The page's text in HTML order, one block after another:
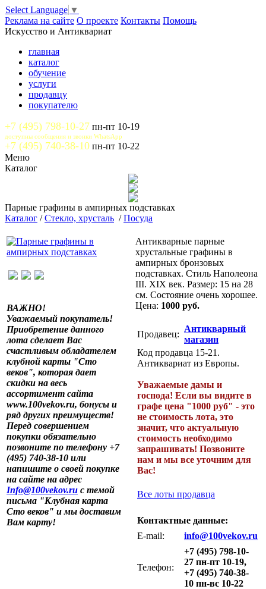
Select Language ▼
Реклама на сайте О проекте Контакты Помощь
Искусство и Антиквариат
главная
каталог
обучение
услуги
продавцу
покупателю
+7 (495) 798-10-27 пн-пт 10-19
доступны сообщения и звонки WhatsApp
+7 (495) 740-38-10 пн-пт 10-22
Меню
Каталог
Парные графины в ампирных подставках
Каталог /Стекло, хрусталь /Посуда
ВАЖНО!
Уважаемый покупатель!
Приобретение данного
лота сделает Вас
счастливым обладателем
клубной карты "Сто
веков", которая дает
скидки на весь
ассортимент сайта
www.100vekov.ru, бонусы и
ряд других преимуществ!
Перед совершением
покупки обязательно
позвоните по телефону +7
(495) 740-38-10 или
напишите о своей покупке
на сайте на адрес
Info@100vekov.ru с темой
письма "Клубная карта
Сто веков" и мы доставим
Вам карту!
Антикварные парные
хрустальные графины в
ампирных бронзовых
подставках. Стиль Наполеона
III. XIX век. Размер: 15 на 28
см. Состояние очень хорошее.
Цена: 1000 руб.
Продавец:
Антикварный
магазин
Код продавца 15-21.
Антиквариат из Европы.
Уважаемые дамы и
господа! Если вы видите в
графе цена "1000 руб" - это
не стоимость лота, это
значит, что актуальную
стоимость необходимо
запрашивать! Позвоните
нам и мы все уточним для
Вас!
Все лоты продавца
Контактные данные:
E-mail:
info@100vekov.ru
Телефон:
+7 (495) 798-10-
27 пн-пт 10-19,
+7 (495) 740-38-
10 пн-вс 10-22